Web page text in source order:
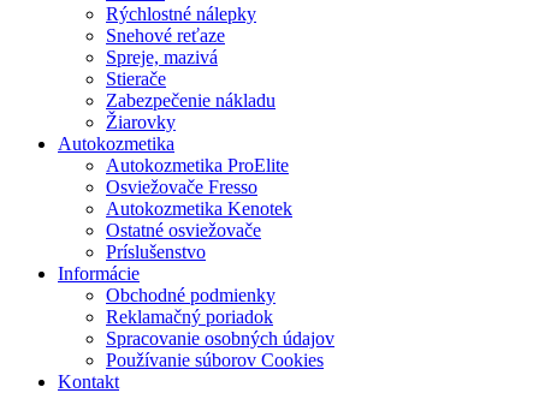
Rýchlostné nálepky
Snehové reťaze
Spreje, mazivá
Stierače
Zabezpečenie nákladu
Žiarovky
Autokozmetika
Autokozmetika ProElite
Osviežovače Fresso
Autokozmetika Kenotek
Ostatné osviežovače
Príslušenstvo
Informácie
Obchodné podmienky
Reklamačný poriadok
Spracovanie osobných údajov
Používanie súborov Cookies
Kontakt